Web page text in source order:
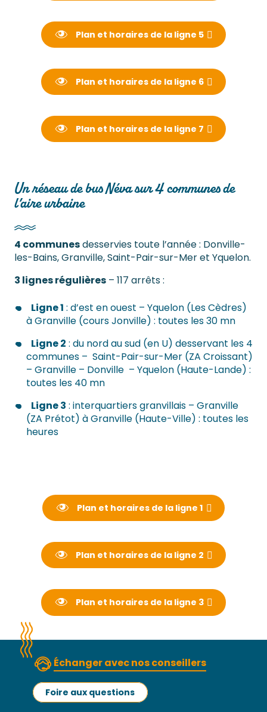
Plan et horaires de la ligne 5
Plan et horaires de la ligne 6
Plan et horaires de la ligne 7
Un réseau de bus Néva sur 4 communes de
l’aire urbaine
4 communesdesservies toute l’année : Donville-
les-Bains, Granville, Saint-Pair-sur-Mer et Yquelon.
3 lignes régulières – 117 arrêts :
Ligne 1 : d’est en ouest – Yquelon (Les Cèdres)
à Granville (cours Jonville) : toutes les 30 mn
Ligne 2 : du nord au sud (en U) desservant les 4
communes – Saint-Pair-sur-Mer (ZA Croissant)
– Granville – Donville – Yquelon (Haute-Lande) :
toutes les 40 mn
Ligne 3 : interquartiers granvillais – Granville
(ZA Prétot) à Granville (Haute-Ville) : toutes les
heures
Plan et horaires de la ligne 1
Plan et horaires de la ligne 2
Plan et horaires de la ligne 3
Échanger avec nos conseillers
Foire aux questions